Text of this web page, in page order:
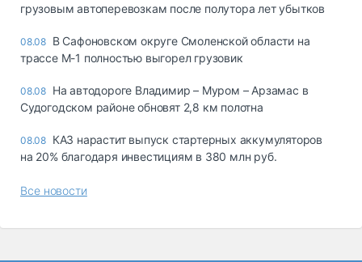
грузовым автоперевозкам после полутора лет убытков
08.08 В Сафоновском округе Смоленской области на
трассе М-1 полностью выгорел грузовик
08.08 На автодороге Владимир – Муром – Арзамас в
Судогодском районе обновят 2,8 км полотна
08.08 КАЗ нарастит выпуск стартерных аккумуляторов
на 20% благодаря инвестициям в 380 млн руб.
Все новости